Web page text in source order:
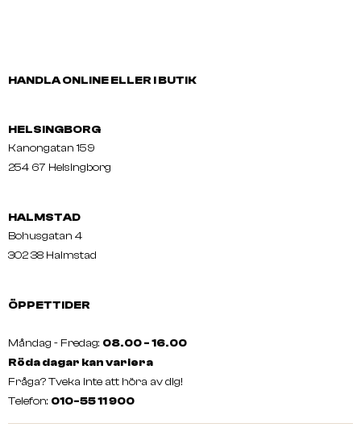
HANDLA ONLINE ELLER I BUTIK
HELSINGBORG
Kanongatan 159
254 67 Helsingborg
HALMSTAD
Bohusgatan 4
302 38 Halmstad
ÖPPETTIDER
Måndag - Fredag: 08.00 - 16.00
Röda dagar kan variera
Fråga? Tveka inte att höra av dig!
Telefon: 010-55 11 900